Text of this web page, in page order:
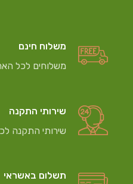
משלוח חינם
משלוחים לכל
שירותי התקנה
שירותי התקנה
תשלום באשראי